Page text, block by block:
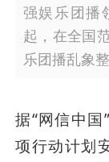
强娱乐团播
起，在全国
乐团播乱象
据“网信中
项行动计划